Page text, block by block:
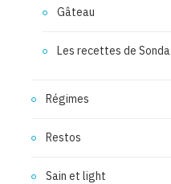
Gâteau
Les recettes de Sonda
Régimes
Restos
Sain et light